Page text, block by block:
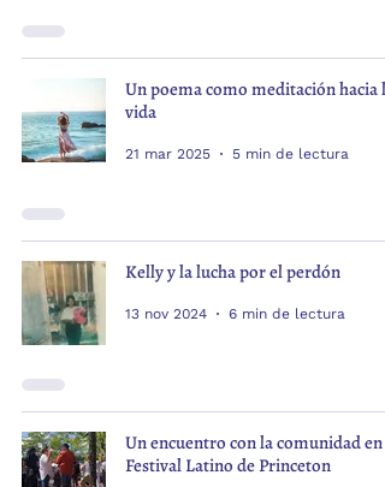
Un poema como meditación hacia la
vida
21 mar 2025 5 min de lectura
Kelly y la lucha por el perdón
13 nov 2024 6 min de lectura
Un encuentro con la comunidad en
Festival Latino de Princeton